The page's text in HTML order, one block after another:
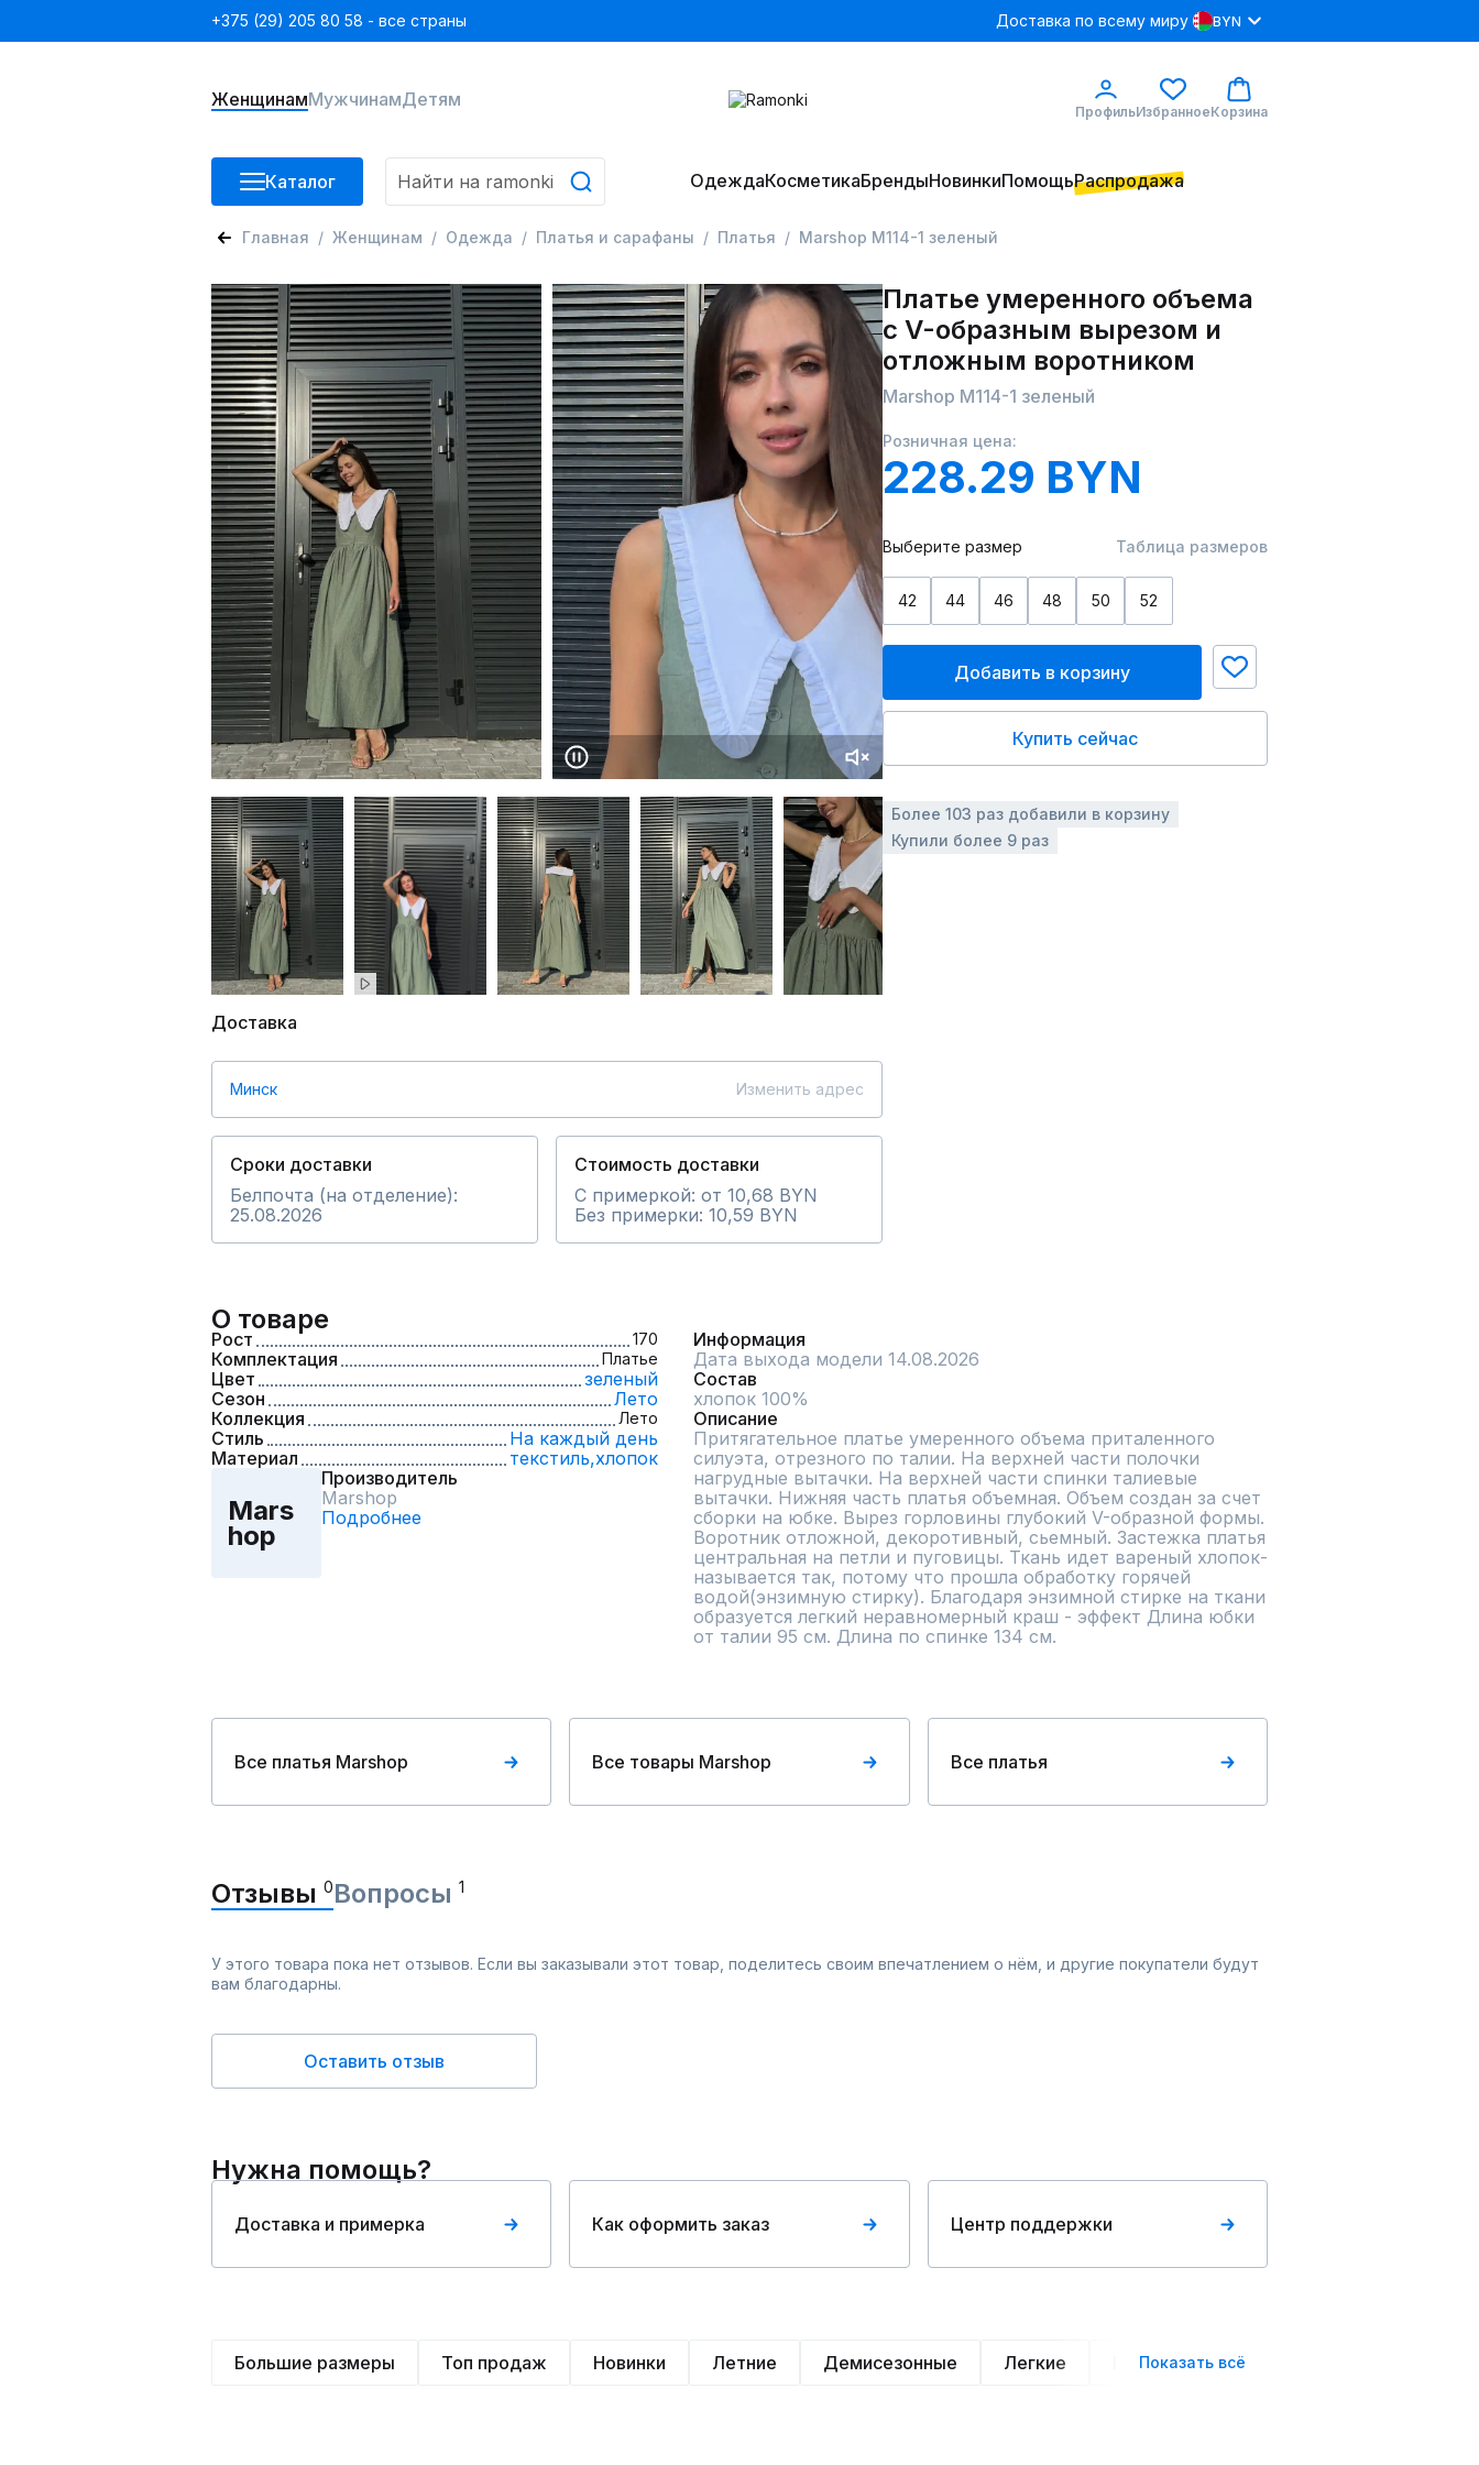
+375 (29) 205 80 58 - все страны Доставка по всему миру BYN
ЖенщинамМужчинамДетям
ПрофильИзбранноеКорзина
Каталог ОдеждаКосметикаБрендыНовинкиПомощьРаспродажа
Главная Женщинам Одежда Платья и сарафаны Платья Marshop М114-1 зеленый
Доставка
Минск Изменить адрес
Сроки доставки
Белпочта (на отделение):
25.08.2026
Стоимость доставки
С примеркой: от 10,68 BYN
Без примерки: 10,59 BYN
Платье умеренного объема
с V-образным вырезом и
отложным воротником
Marshop М114-1 зеленый
Розничная цена:
228.29 BYN
Выберите размер Таблица размеров
42 44 46 48 50 52
Добавить в корзину
Купить сейчас
Более 103 раз добавили в корзину
Купили более 9 раз
О товаре
Рост 170
Комплектация Платье
Цвет
зеленый
Сезон
Лето
Коллекция
Лето
Стиль
На каждый день
Материал
текстиль,хлопок
Mars
hop
Производитель
Marshop
Подробнее
Информация
Дата выхода модели 14.08.2026
Состав
хлопок 100%
Описание
Притягательное платье умеренного объема приталенного
силуэта, отрезного по талии. На верхней части полочки
нагрудные вытачки. На верхней части спинки талиевые
вытачки. Нижняя часть платья объемная. Объем создан за счет
сборки на юбке. Вырез горловины глубокий V-образной формы.
Воротник отложной, декоротивный, сьемный. Застежка платья
центральная на петли и пуговицы. Ткань идет вареный хлопок-
называется так, потому что прошла обработку горячей
водой(энзимную стирку). Благодаря энзимной стирке на ткани
образуется легкий неравномерный краш - эффект Длина юбки
от талии 95 см. Длина по спинке 134 см.
Все платья Marshop Все товары Marshop Все платья
Отзывы 0Вопросы 1
У этого товара пока нет отзывов. Если вы заказывали этот товар, поделитесь своим впечатлением о нём, и другие покупатели будут
вам благодарны.
Оставить отзыв
Нужна помощь?
Доставка и примерка Как оформить заказ Центр поддержки
Большие размеры Топ продаж Новинки Летние Демисезонные Легкие Нарядные
Показать всё